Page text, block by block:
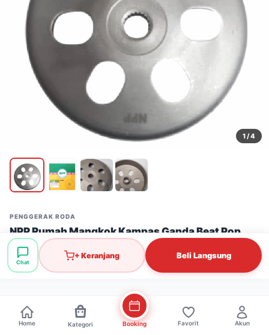
1/ 4
PENGGERAK RODA
NPP Rumah Mangkok Kampas Ganda Beat Pop
K44
Stok: 9 pcs SKU: PGR0523
Chat
+ Keranjang Beli Langsung
Home Kategori Booking Favorit Akun